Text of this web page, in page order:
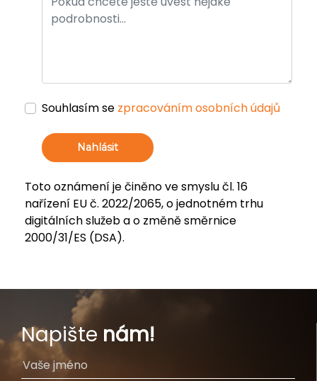
Souhlasím se zpracováním osobních údajů
Nahlásit
Toto oznámení je činěno ve smyslu čl. 16
nařízení EU č. 2022/2065, o jednotném trhu
digitálních služeb a o změně směrnice
2000/31/ES (DSA).
Napište nám!